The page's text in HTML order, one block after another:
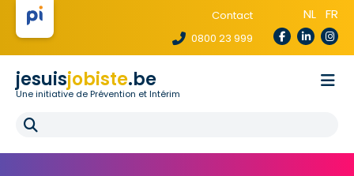
Contact
0800 23 999
NL FR
jesuisjobiste.be
Une initiative de Prévention et Intérim
Pour les agences